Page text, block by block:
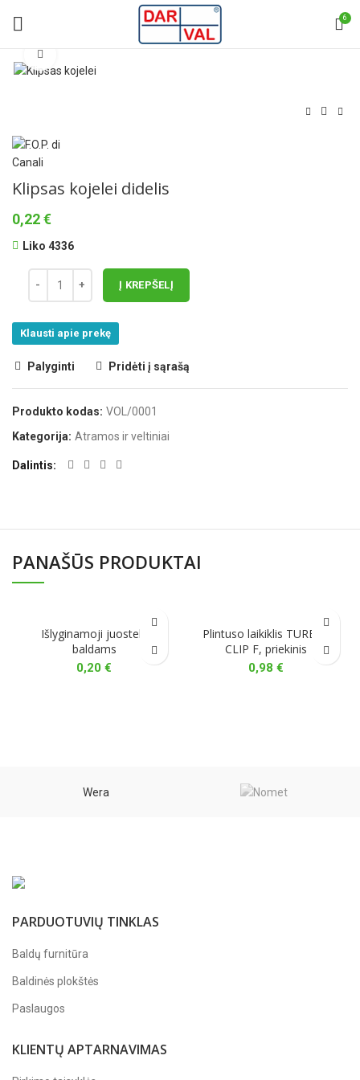
6
Klipsas kojelei didelis
0,22€
Liko 4336
Į KREPŠELĮ
Klausti apie prekę
Palyginti Pridėti į sąrašą
Produkto kodas: VOL/0001
Kategorija: Atramos ir veltiniai
Dalintis
PANAŠŪS PRODUKTAI
Išlyginamoji juostelė
baldams
0,20 €
Plintuso laikiklis TURBO-
CLIP F, priekinis
0,98 €
Wera
PARDUOTUVIŲ TINKLAS
Baldų furnitūra
Baldinės plokštės
Paslaugos
KLIENTŲ APTARNAVIMAS